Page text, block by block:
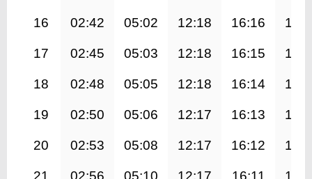
16 02:42 05:02 12:18 16:16
17 02:45 05:03 12:18 16:15
18 02:48 05:05 12:18 16:14
19 02:50 05:06 12:17 16:13
20 02:53 05:08 12:17 16:12
21 02:56 05:10 12:17 16:11